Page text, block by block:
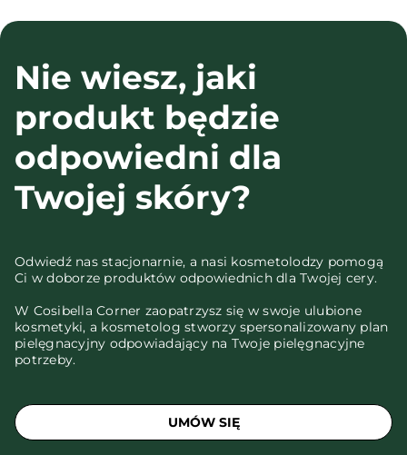
Nie wiesz, jaki
produkt będzie
odpowiedni dla
Twojej skóry?
Odwiedź nas stacjonarnie, a nasi kosmetolodzy pomogą
Ci w doborze produktów odpowiednich dla Twojej cery.
W Cosibella Corner zaopatrzysz się w swoje ulubione
kosmetyki, a kosmetolog stworzy spersonalizowany plan
pielęgnacyjny odpowiadający na Twoje pielęgnacyjne
potrzeby.
UMÓW SIĘ